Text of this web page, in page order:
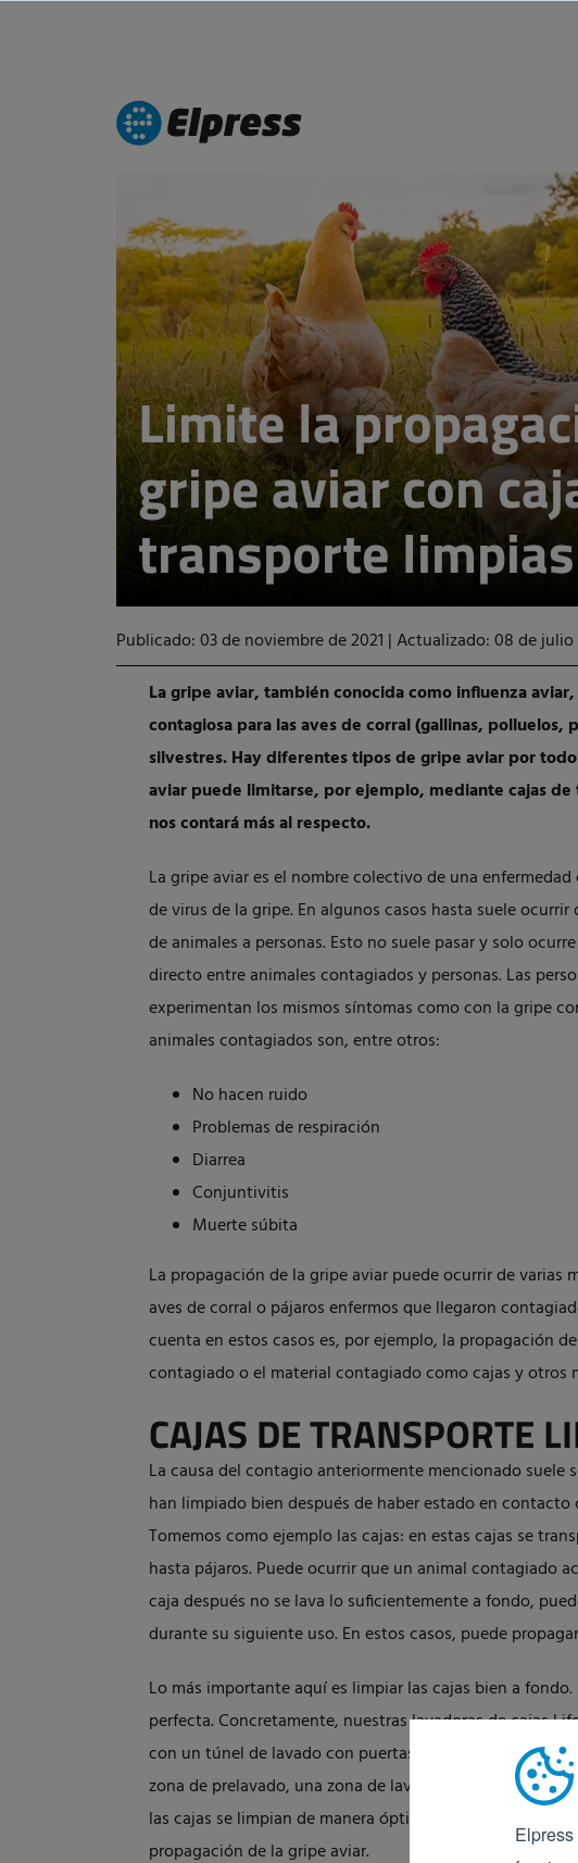
Limite la
gripe aviar con
transporte limpias
Publicado: 03 de noviembre de 2021 |Actualizado: 08 de julio
La gripe aviar, también conocida como influenza
contagiosa para las aves de corral (gallinas, polluelos,
silvestres. Hay diferentes tipos de gripe aviar por
aviar puede limitarse, por ejemplo, mediante cajas
nos contará más al respecto.
La gripe aviar es el nombre colectivo de una
de virus de la gripe. En algunos casos hasta suele
de animales a personas. Esto no suele pasar y solo
directo entre animales contagiados y personas. Las
experimentan los mismos síntomas como con la gripe
animales contagiados son, entre otros:
No hacen ruido
Problemas de respiración
Diarrea
Conjuntivitis
Muerte súbita
La propagación de la gripe aviar puede ocurrir de varias
aves de corral o pájaros enfermos que llegaron
cuenta en estos casos es, por ejemplo, la propagación
contagiado o el material contagiado como cajas y otros
CAJAS DE TRANSPORTE
La causa del contagio anteriormente mencionado suele
han limpiado bien después de haber estado en
Tomemos como ejemplo las cajas: en estas cajas se
hasta pájaros. Puede ocurrir que un animal contagiado
caja después no se lava lo suficientemente a fondo,
durante su siguiente uso. En estos casos, puede
Lo más importante aquí es limpiar las cajas bien a
perfecta. Concretamente, nuestraslavadoras de cajas
con un túnel de lavado con puertas de mariposa. En las
zona de prelavado, una zona de lavado principal y una
las cajas se limpian de manera óptima, por lo que podrá
propagación de la gripe aviar.